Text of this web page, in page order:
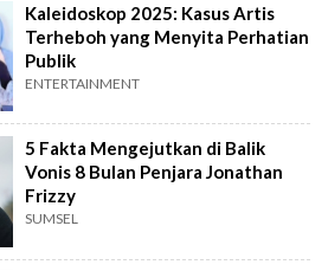
Kaleidoskop 2025: Kasus Artis
Terheboh yang Menyita Perhatian
Publik
ENTERTAINMENT
5 Fakta Mengejutkan di Balik
Vonis 8 Bulan Penjara Jonathan
Frizzy
SUMSEL